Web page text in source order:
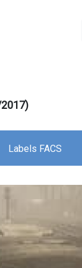
Labels FACS